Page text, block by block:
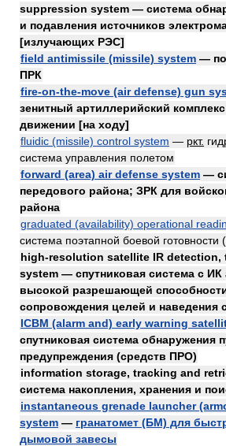
suppression system — система
и подавления источников
[излучающих РЭС]
field antimissile (missile) system —
ПРК
fire-on-the-move (air defense) gun
зенитный артиллерийский
движении [на ходу]
fluidic (missile) control system — ркт.
система управления полетом
forward (area) air defense system —
передового района; ЗРК для
района
graduated (availability) operational
система поэтапной боевой готовности
high-resolution satellite IR detection,
system — спутниковая система с ИК
высокой разрешающей
сопровождения целей и наведения
ICBM (alarm and) early warning
спутниковая система обнаружения
предупреждения (средств ПРО)
information storage, tracking and
система накопления, хранения и
instantaneous grenade launcher
system — гранатомет (БМ) для
дымовой завесы